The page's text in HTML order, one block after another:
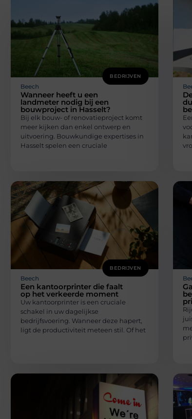
BEDRIJVEN
Beech
Wanneer heeft u een
landmeter nodig bij een
bouwproject in Hasselt?
Bij elk bouw- of renovatieproject komt
meer kijken dan enkel ontwerp en
uitvoering. Bouwkundige expertises in
Hasselt spelen een cruciale
BEDRIJVEN
Beech
Een kantoorprinter die faalt
op het verkeerde moment
Uw kantoorprinter is een cruciale
schakel in uw dagelijkse
bedrijfsvoering. Wanneer deze hapert,
ligt de productiviteit meteen stil. Of het